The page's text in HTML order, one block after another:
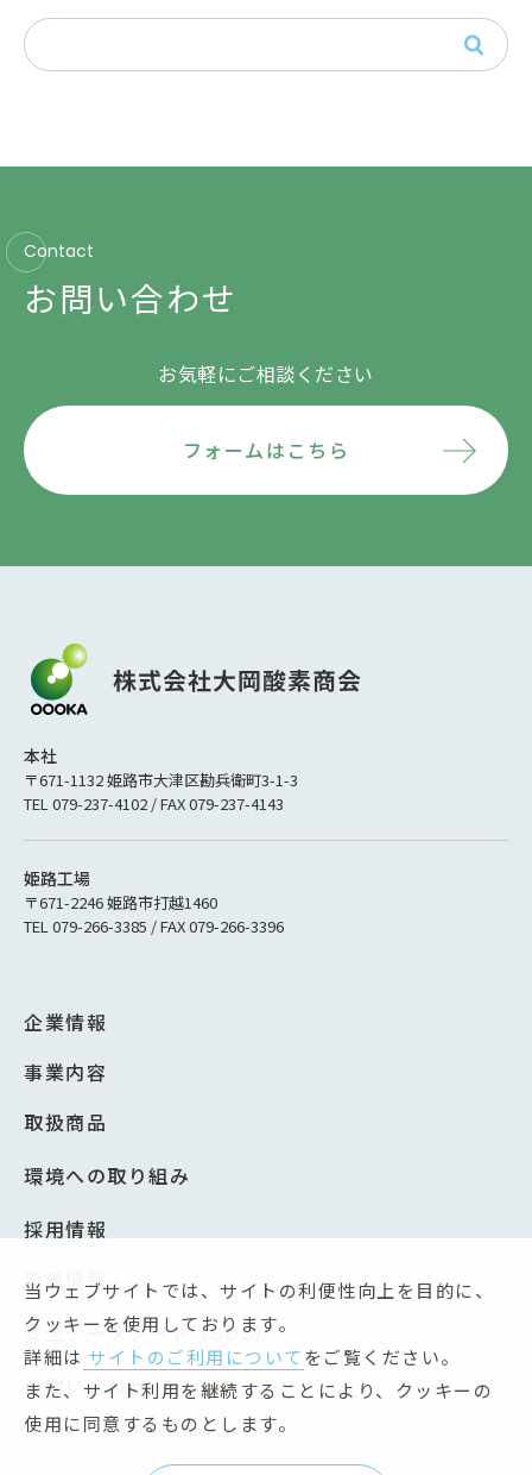
Contact
お問い合わせ
お気軽にご相談ください
フォームはこちら
本社
〒671-1132 姫路市大津区勘兵衛町3-1-3
TEL 079-237-4102 / FAX 079-237-4143
姫路工場
〒671-2246 姫路市打越1460
TEL 079-266-3385 / FAX 079-266-3396
企業情報
事業内容
取扱商品
環境への取り組み
採用情報
新着情報
安全データシート（SDS）
お問い合わせ
当ウェブサイトでは、サイトの利便性向上を目的に、
クッキーを使用しております。
詳細は サイトのご利用についてをご覧ください。
また、サイト利用を継続することにより、クッキーの
使用に同意するものとします。